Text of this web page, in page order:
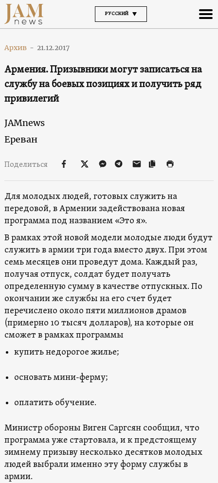
РУССКИЙ
Архив - 21.12.2017
Армения. Призывники могут записаться на
службу на боевых позициях и получить ряд
привилегий
JAMnews
Ереван
Поделиться
Для молодых людей, готовых служить на
передовой, в Армении задействована новая
программа под названием «Это я».
В рамках этой новой модели молодые люди будут
служить в армии три года вместо двух. При этом
семь месяцев они проведут дома. Каждый раз,
получая отпуск, солдат будет получать
определенную сумму в качестве отпускных. По
окончании же службы на его счет будет
перечислено около пяти миллионов драмов
(примерно 10 тысяч долларов), на которые он
сможет в рамках программы
купить недорогое жилье;
основать мини-ферму;
оплатить обучение.
Министр обороны Виген Саргсян сообщил, что
программа уже стартовала, и к предстоящему
зимнему призыву несколько десятков молодых
людей выбрали именно эту форму службы в
армии.